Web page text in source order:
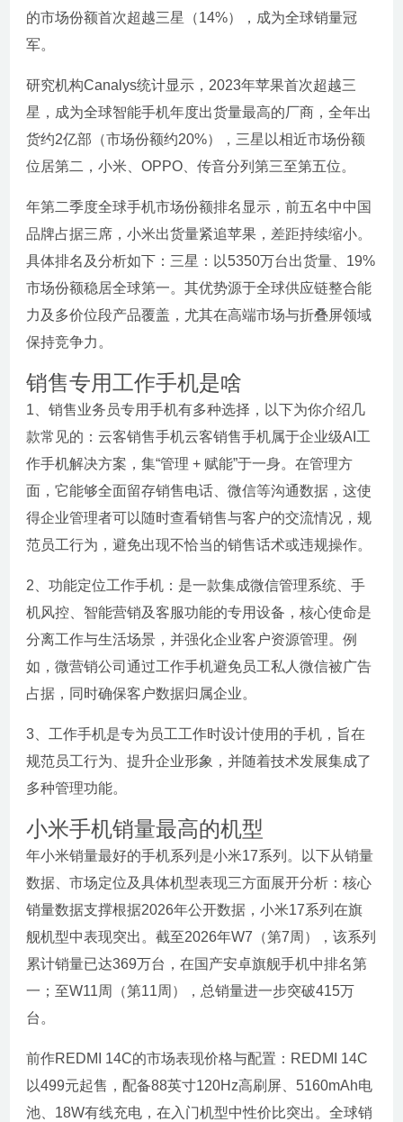
的市场份额首次超越三星（14%），成为全球销量冠
军。
研究机构Canalys统计显示，2023年苹果首次超越三
星，成为全球智能手机年度出货量最高的厂商，全年出
货约2亿部（市场份额约20%），三星以相近市场份额
位居第二，小米、OPPO、传音分列第三至第五位。
年第二季度全球手机市场份额排名显示，前五名中中国
品牌占据三席，小米出货量紧追苹果，差距持续缩小。
具体排名及分析如下：三星：以5350万台出货量、19%
市场份额稳居全球第一。其优势源于全球供应链整合能
力及多价位段产品覆盖，尤其在高端市场与折叠屏领域
保持竞争力。
销售专用工作手机是啥
1、销售业务员专用手机有多种选择，以下为你介绍几
款常见的：云客销售手机云客销售手机属于企业级AI工
作手机解决方案，集“管理 + 赋能”于一身。在管理方
面，它能够全面留存销售电话、微信等沟通数据，这使
得企业管理者可以随时查看销售与客户的交流情况，规
范员工行为，避免出现不恰当的销售话术或违规操作。
2、功能定位工作手机：是一款集成微信管理系统、手
机风控、智能营销及客服功能的专用设备，核心使命是
分离工作与生活场景，并强化企业客户资源管理。例
如，微营销公司通过工作手机避免员工私人微信被广告
占据，同时确保客户数据归属企业。
3、工作手机是专为员工工作时设计使用的手机，旨在
规范员工行为、提升企业形象，并随着技术发展集成了
多种管理功能。
小米手机销量最高的机型
年小米销量最好的手机系列是小米17系列。以下从销量
数据、市场定位及具体机型表现三方面展开分析：核心
销量数据支撑根据2026年公开数据，小米17系列在旗
舰机型中表现突出。截至2026年W7（第7周），该系列
累计销量已达369万台，在国产安卓旗舰手机中排名第
一；至W11周（第11周），总销量进一步突破415万
台。
前作REDMI 14C的市场表现价格与配置：REDMI 14C
以499元起售，配备88英寸120Hz高刷屏、5160mAh电
池、18W有线充电，在入门机型中性价比突出。全球销